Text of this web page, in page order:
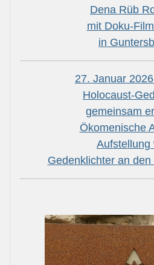
Dena Rüb
mit Doku-
in
27. Januar
Holocaust-
gemeinsam
Ökomenische
Aufstellung
Gedenklichter an